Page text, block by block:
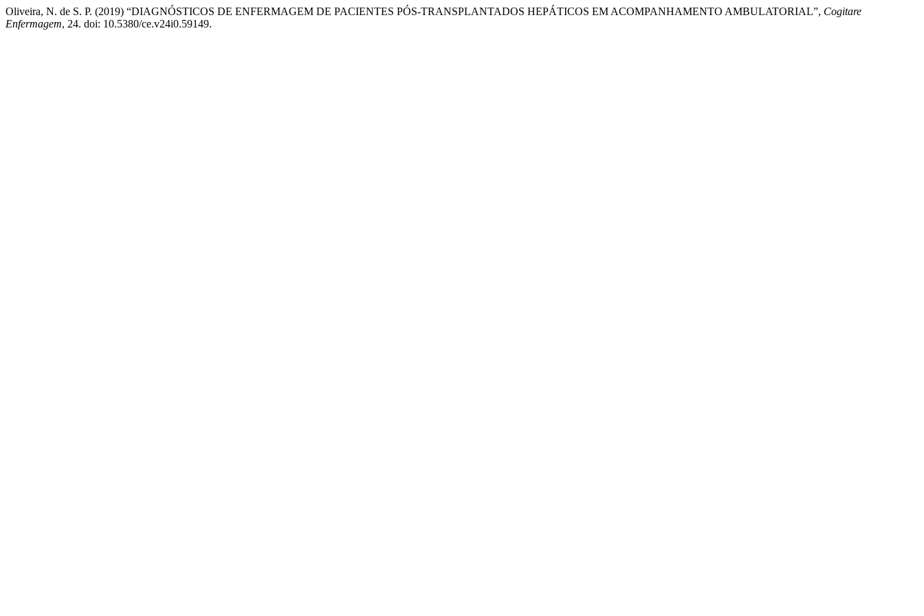
Oliveira, N. de S. P. (2019) “DIAGNÓSTICOS DE ENFERMAGEM DE PACIENTES PÓS-TRANSPLANTADOS HEPÁTICOS EM ACOMPANHAMENTO AMBULATORIAL”, Cogitare
Enfermagem, 24. doi: 10.5380/ce.v24i0.59149.